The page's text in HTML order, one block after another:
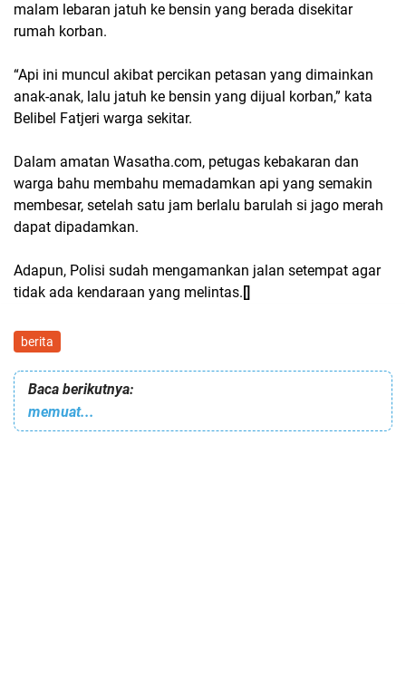
malam lebaran jatuh ke bensin yang berada disekitar
rumah korban.
“Api ini muncul akibat percikan petasan yang dimainkan
anak-anak, lalu jatuh ke bensin yang dijual korban,” kata
Belibel Fatjeri warga sekitar.
Dalam amatan Wasatha.com, petugas kebakaran dan
warga bahu membahu memadamkan api yang semakin
membesar, setelah satu jam berlalu barulah si jago merah
dapat dipadamkan.
Adapun, Polisi sudah mengamankan jalan setempat agar
tidak ada kendaraan yang melintas. []
berita
Baca berikutnya:
memuat...